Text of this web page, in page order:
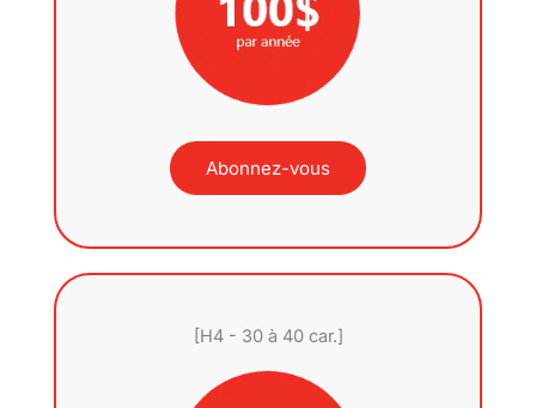
Abonnez-vous
[H4 - 30 à 40 car.]